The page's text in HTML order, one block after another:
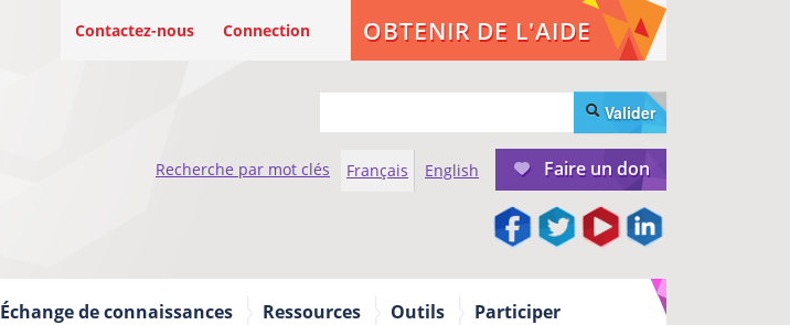
OBTENIR DE L'AIDE
Contactez-nous Connection
Valider
Faire un don
Français English
Recherche par mot clés
Échange de connaissances Ressources Outils Participer